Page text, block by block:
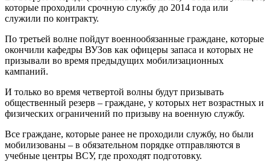
которые проходили срочную службу до 2014 года или
служили по контракту.
По третьей волне пойдут военнообязанные граждане, которые
окончили кафедры ВУЗов как офицеры запаса и которых не
призывали во время предыдущих мобилизационных
кампаний.
И только во время четвертой волны будут призывать
общественный резерв – граждане, у которых нет возрастных и
физических ограничений по призыву на военную службу.
Все граждане, которые ранее не проходили службу, но были
мобилизованы – в обязательном порядке отправляются в
учебные центры ВСУ, где проходят подготовку.